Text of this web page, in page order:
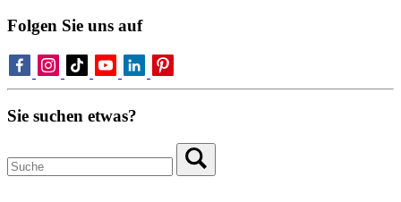
Folgen Sie uns auf
Sie suchen etwas?